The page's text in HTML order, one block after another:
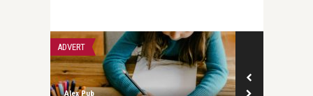
ADVERT
Alex Pub